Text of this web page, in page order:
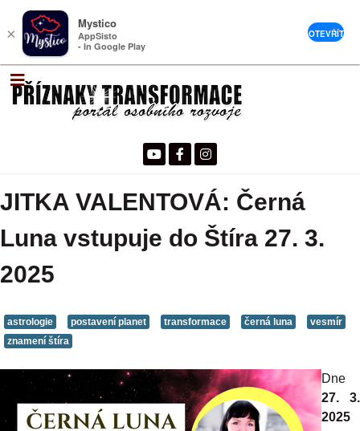
JITKA VALENTOVÁ: Černá
Luna vstupuje do Štíra 27. 3.
2025
astrologie postavení planet transformace černá luna
vesmír
znamení štíra
Dne
27. 3.
2025
×
Mystico
AppSisto
- In Google Play
OTEVŘÍT